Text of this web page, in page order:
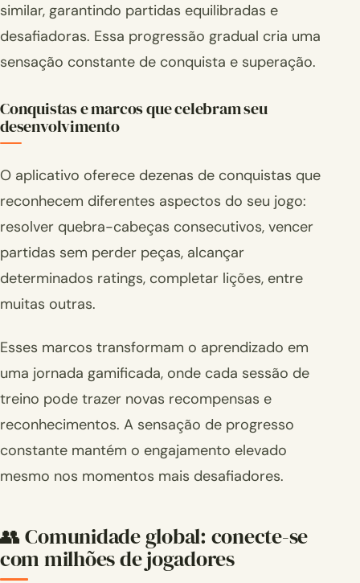
similar, garantindo partidas equilibradas e
desafiadoras. Essa progressão gradual cria uma
sensação constante de conquista e superação.
Conquistas e marcos que celebram seu
desenvolvimento
O aplicativo oferece dezenas de conquistas que
reconhecem diferentes aspectos do seu jogo:
resolver quebra-cabeças consecutivos, vencer
partidas sem perder peças, alcançar
determinados ratings, completar lições, entre
muitas outras.
Esses marcos transformam o aprendizado em
uma jornada gamificada, onde cada sessão de
treino pode trazer novas recompensas e
reconhecimentos. A sensação de progresso
constante mantém o engajamento elevado
mesmo nos momentos mais desafiadores.
👥 Comunidade global: conecte-se
com milhões de jogadores